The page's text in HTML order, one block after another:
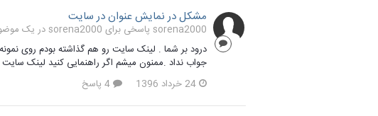
مشکل در نمایش عنوان در سایت
sorena2000 پاسخی برای sorena2000 در یک موضوع ارسال کرد در
جواب نداد .ممنون میشم اگر راهنمایی کنید لینک سایت
24 خرداد 1396